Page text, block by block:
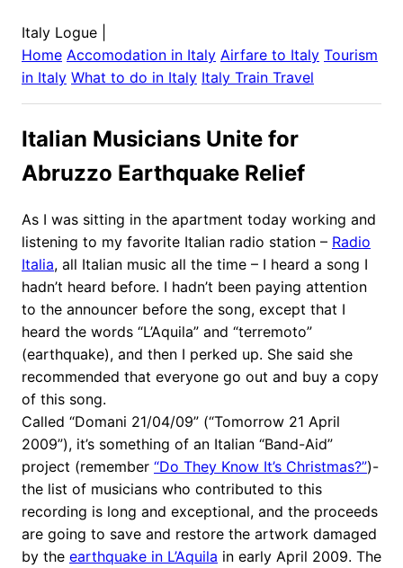
Italy Logue
Home Accomodation in Italy Airfare to Italy Tourism
in Italy What to do in Italy Italy Train Travel
Italian Musicians Unite for
Abruzzo Earthquake Relief
As I was sitting in the apartment today working and
listening to my favorite Italian radio station – Radio
Italia, all Italian music all the time – I heard a song I
hadn’t heard before. I hadn’t been paying attention
to the announcer before the song, except that I
heard the words “L’Aquila” and “terremoto”
(earthquake), and then I perked up. She said she
recommended that everyone go out and buy a copy
of this song.
Called “Domani 21/04/09” (“Tomorrow 21 April
2009”), it’s something of an Italian “Band-Aid”
project (remember “Do They Know It’s Christmas?”)-
the list of musicians who contributed to this
recording is long and exceptional, and the proceeds
are going to save and restore the artwork damaged
by the earthquake in L’Aquila in early April 2009. The